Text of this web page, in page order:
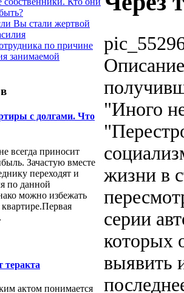
Вы стали жертвой
по причине
занимаемой
с долгами. Что
всегда приносит
Зачастую вместе
переходят и
по данной
можно избежать
теракта
актом понимается
Описание
"Иного
жизни в
серии
которых
выявить